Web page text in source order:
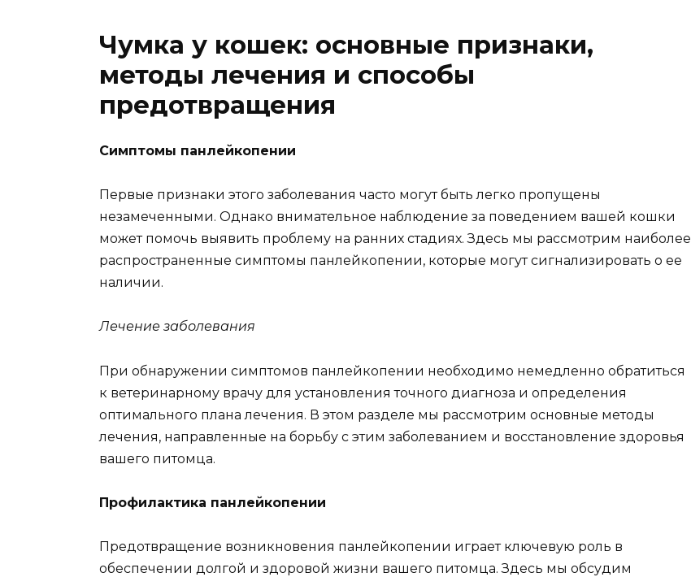
Чумка у кошек: основные признаки,
методы лечения и способы
предотвращения
Симптомы панлейкопении
Первые признаки этого заболевания часто могут быть легко пропущены
незамеченными. Однако внимательное наблюдение за поведением вашей кошки
может помочь выявить проблему на ранних стадиях. Здесь мы рассмотрим наиболее
распространенные симптомы панлейкопении, которые могут сигнализировать о ее
наличии.
Лечение заболевания
При обнаружении симптомов панлейкопении необходимо немедленно обратиться
к ветеринарному врачу для установления точного диагноза и определения
оптимального плана лечения. В этом разделе мы рассмотрим основные методы
лечения, направленные на борьбу с этим заболеванием и восстановление здоровья
вашего питомца.
Профилактика панлейкопении
Предотвращение возникновения панлейкопении играет ключевую роль в
обеспечении долгой и здоровой жизни вашего питомца. Здесь мы обсудим